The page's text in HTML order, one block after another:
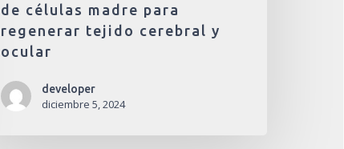
de células madre para
regenerar tejido cerebral y
ocular
developer
diciembre 5, 2024